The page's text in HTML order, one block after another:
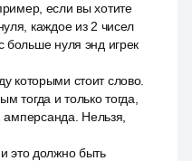
если вы хотите
каждое из 2 чисел
больше нуля энд игрек
которыми стоит слово.
тогда и только тогда,
амперсанда. Нельзя,
это должно быть